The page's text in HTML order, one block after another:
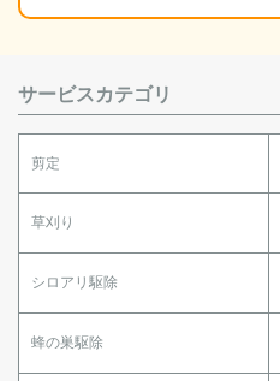
サービスカテゴリ
剪定
草刈り
シロアリ駆除
蜂の巣駆除